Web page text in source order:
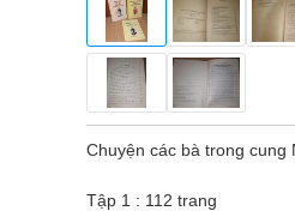
Chuyện các bà trong cung
Tập 1 : 112 trang